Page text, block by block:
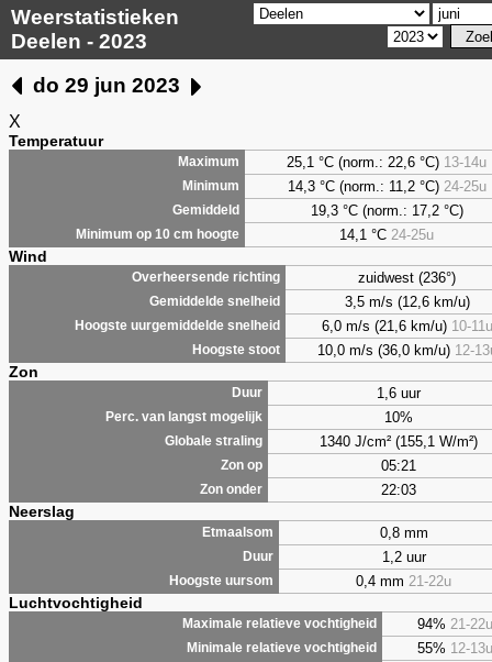
Weerstatistieken
Deelen - 2023
do 29 jun 2023
X
Temperatuur
Maximum 25,1 °C (norm.: 22,6 °C) 13-14u
Minimum 14,3 °C (norm.: 11,2 °C) 24-25u
Gemiddeld 19,3 °C (norm.: 17,2 °C)
Minimum op 10 cm hoogte 14,1 °C 24-25u
Wind
Overheersende richting zuidwest (236°)
Gemiddelde snelheid 3,5 m/s (12,6 km/u)
Hoogste uurgemiddelde snelheid 6,0 m/s (21,6 km/u) 10-11u
Hoogste stoot 10,0 m/s (36,0 km/u) 12-
Zon
Duur 1,6 uur
Perc. van langst mogelijk 10%
Globale straling 1340 J/cm² (155,1 W/m²)
Zon op 05:21
Zon onder 22:03
Neerslag
Etmaalsom 0,8 mm
Duur 1,2 uur
Hoogste uursom 0,4 mm 21-22u
Luchtvochtigheid
Maximale relatieve vochtigheid 94% 21-22u
Minimale relatieve vochtigheid 55% 12-13u